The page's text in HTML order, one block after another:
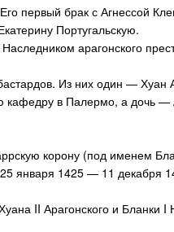
первый брак с Агнессой
Португальскую.
арагонского
Из них один —
кафедру в Палермо, а дочь
корону (под именем
января 1425 — 11 декабря
II Арагонского и Бланки I